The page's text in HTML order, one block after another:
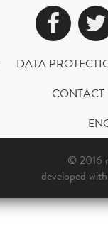
DATA
CONTACT
© 2016
developed with